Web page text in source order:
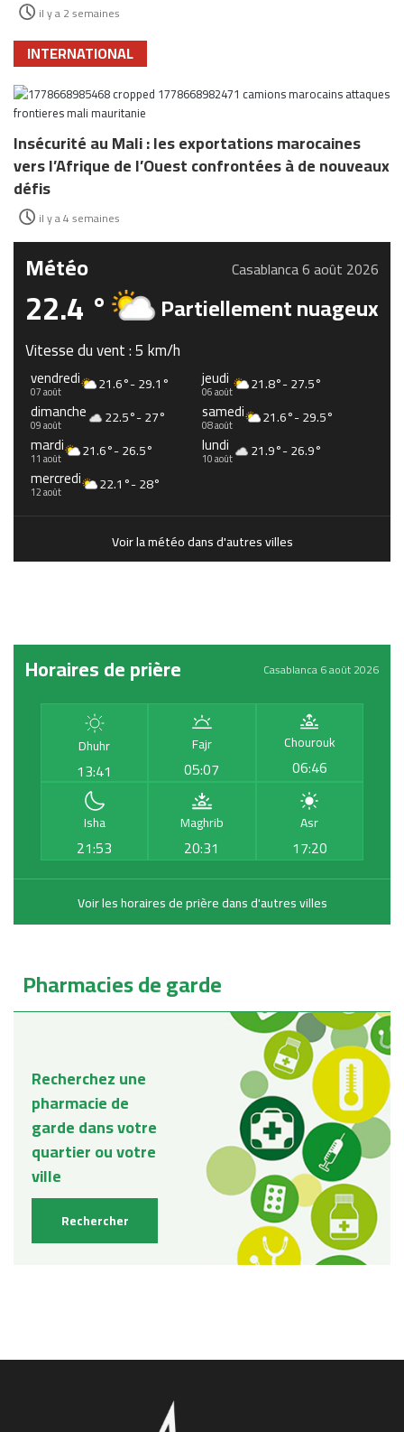
il y a 2 semaines
INTERNATIONAL
Insécurité au Mali : les exportations marocaines
vers l’Afrique de l’Ouest confrontées à de nouveaux
défis
il y a 4 semaines